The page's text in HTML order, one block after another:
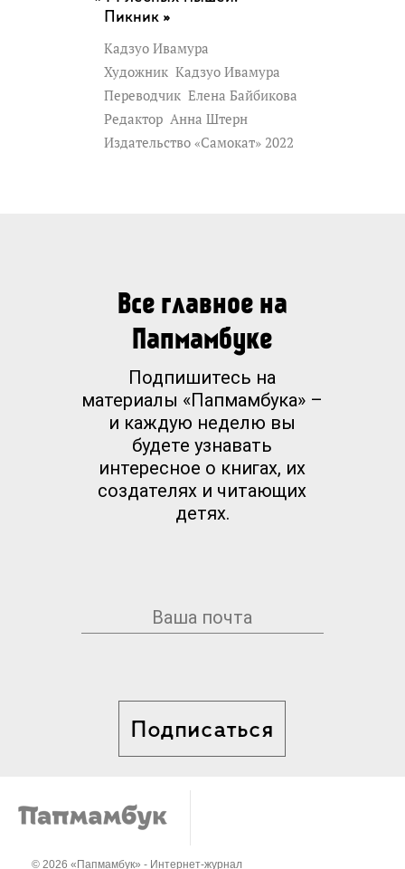
Пикник »
Кадзуо Ивамура
Художник Кадзуо Ивамура
Переводчик Елена Байбикова
Редактор Анна Штерн
Издательство «Самокат» 2022
Все главное на
Папмамбуке
Подпишитесь на
материалы «Папмамбука» –
и каждую неделю вы
будете узнавать
интересное о книгах, их
создателях и читающих
детях.
Подписаться
© 2026 «Папмамбук» - Интернет-журнал